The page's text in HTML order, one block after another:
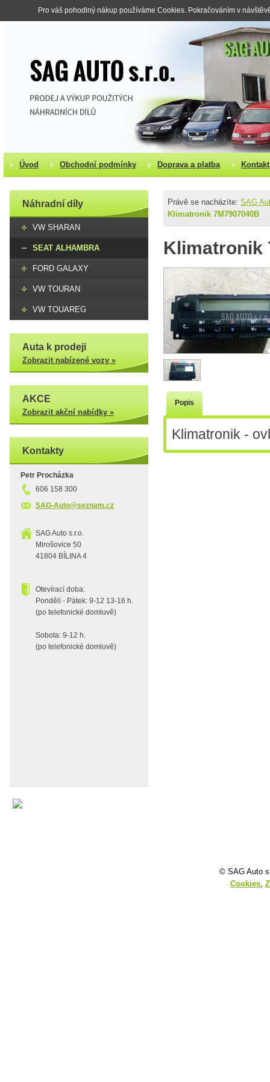
Pro váš pohodlný nákup používáme Cookies. Pokračováním v
Úvod Obchodní podmínky Doprava a platba Kontakt
Náhradní díly
VW SHARAN
SEAT ALHAMBRA
FORD GALAXY
VW TOURAN
VW TOUAREG
Auta k prodeji
Zobrazit nabízené vozy »
AKCE
Zobrazit akční nabídky »
Kontakty
Petr Procházka
606 158 300
SAG-Auto@seznam.cz
SAG Auto s.r.o.
Mirošovice 50
41804 BÍLINA 4
Otevírací doba:
Pondělí - Pátek: 9-12 13-16 h.
(po telefonické domluvě)
Sobota: 9-12 h.
(po telefonické domluvě)
Právě se nacházíte: SAG
Klimatronik 7M7907040B
Klimatronik
Popis
Klimatronik -
© SAG Auto
Cookies,